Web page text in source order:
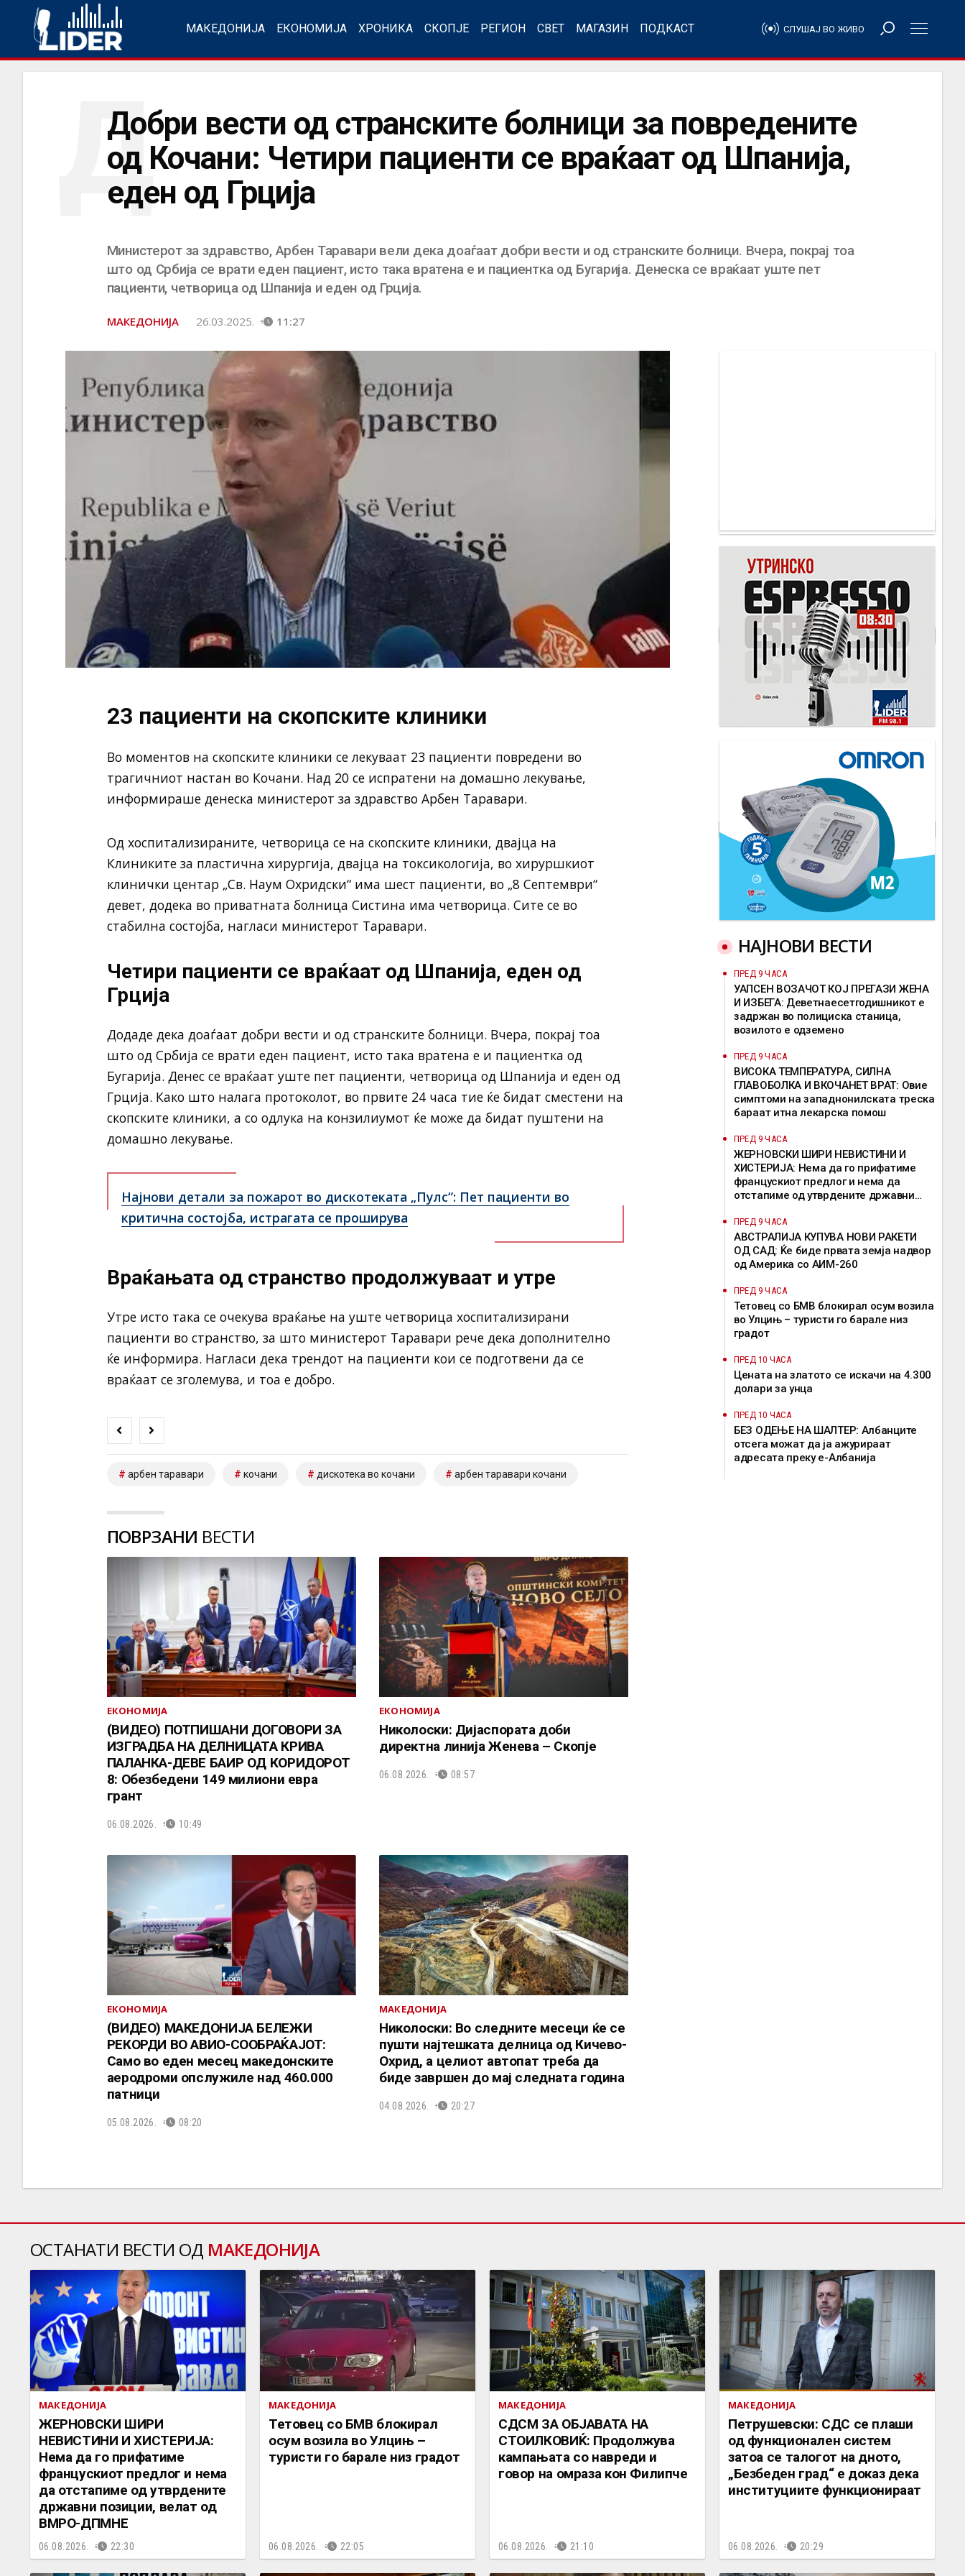
МАКЕДОНИЈА ЕКОНОМИЈА ХРОНИКА СКОПЈЕ РЕГИОН СВЕТ МАГАЗИН ПОДКАСТ СЛУШАЈ ВО ЖИВО
Добри вести од странските болници за повредените
од Кочани: Четири пациенти се враќаат од Шпанија,
еден од Грција
Д
Министерот за здравство, Арбен Таравари вели дека доаѓаат добри вести и од странските болници. Вчера, покрај тоа
што од Србија се врати еден пациент, исто така вратена е и пациентка од Бугарија. Денеска се враќаат уште пет
пациенти, четворица од Шпанија и еден од Грција.
МАКЕДОНИЈА 26.03.2025. 11:27
23 пациенти на скопските клиники
Во моментов на скопските клиники се лекуваат 23 пациенти повредени во
трагичниот настан во Кочани. Над 20 се испратени на домашно лекување,
информираше денеска министерот за здравство Арбен Таравари.
Од хоспитализираните, четворица се на скопските клиники, двајца на
Клиниките за пластична хирургија, двајца на токсикологија, во хируршкиот
клинички центар „Св. Наум Охридски“ има шест пациенти, во „8 Септември“
девет, додека во приватната болница Систина има четворица. Сите се во
стабилна состојба, нагласи министерот Таравари.
Четири пациенти се враќаат од Шпанија, еден од
Грција
Додаде дека доаѓаат добри вести и од странските болници. Вчера, покрај тоа
што од Србија се врати еден пациент, исто така вратена е и пациентка од
Бугарија. Денес се враќаат уште пет пациенти, четворица од Шпанија и еден од
Грција. Како што налага протоколот, во првите 24 часа тие ќе бидат сместени на
скопските клиники, а со одлука на конзилиумот ќе може да бидат пуштени на
домашно лекување.
Најнови детали за пожарот во дискотеката „Пулс“: Пет пациенти во
критична состојба, истрагата се проширува
Враќањата од странство продолжуваат и утре
Утре исто така се очекува враќање на уште четворица хоспитализирани
пациенти во странство, за што министерот Таравари рече дека дополнително
ќе информира. Нагласи дека трендот на пациенти кои се подготвени да се
враќаат се зголемува, и тоа е добро.
арбен таравари кочани дискотека во кочани арбен таравари кочани
ПОВРЗАНИ ВЕСТИ
ЕКОНОМИЈА
(ВИДЕО) ПОТПИШАНИ ДОГОВОРИ ЗА
ИЗГРАДБА НА ДЕЛНИЦАТА КРИВА
ПАЛАНКА-ДЕВЕ БАИР ОД КОРИДОРОТ
8: Обезбедени 149 милиони евра
грант
06.08.2026. 10:49
ЕКОНОМИЈА
Николоски: Дијаспората доби
директна линија Женева – Скопје
06.08.2026. 08:57
ЕКОНОМИЈА
(ВИДЕО) МАКЕДОНИЈА БЕЛЕЖИ
РЕКОРДИ ВО АВИО-СООБРАЌАЈОТ:
Само во еден месец македонските
аеродроми опслужиле над 460.000
патници
05.08.2026. 08:20
МАКЕДОНИЈА
Николоски: Во следните месеци ќе се
пушти најтешката делница од Кичево-
Охрид, а целиот автопат треба да
биде завршен до мај следната година
04.08.2026. 20:27
НАЈНОВИ ВЕСТИ
ПРЕД 9 ЧАСА
УАПСЕН ВОЗАЧОТ КОЈ ПРЕГАЗИ ЖЕНА
И ИЗБЕГА: Деветнаесетгодишникот е
задржан во полициска станица,
возилото е одземено
ПРЕД 9 ЧАСА
ВИСОКА ТЕМПЕРАТУРА, СИЛНА
ГЛАВОБОЛКА И ВКОЧАНЕТ ВРАТ: Овие
симптоми на западнонилската треска
бараат итна лекарска помош
ПРЕД 9 ЧАСА
ЖЕРНОВСКИ ШИРИ НЕВИСТИНИ И
ХИСТЕРИЈА: Нема да го прифатиме
францускиот предлог и нема да
отстапиме од утврдените државни
ПРЕД 9 ЧАСА
АВСТРАЛИЈА КУПУВА НОВИ РАКЕТИ
ОД САД: Ќе биде првата земја надвор
од Америка со АИМ-260
ПРЕД 9 ЧАСА
Тетовец со БМВ блокирал осум возила
во Улцињ – туристи го барале низ
градот
ПРЕД 10 ЧАСА
Цената на златото се искачи на 4.300
долари за унца
ПРЕД 10 ЧАСА
БЕЗ ОДЕЊЕ НА ШАЛТЕР: Албанците
отсега можат да ја ажурираат
адресата преку е-Албанија
ОСТАНАТИ ВЕСТИ ОД МАКЕДОНИЈА
МАКЕДОНИЈА
ЖЕРНОВСКИ ШИРИ
НЕВИСТИНИ И ХИСТЕРИЈА:
Нема да го прифатиме
францускиот предлог и нема
да отстапиме од утврдените
државни позиции, велат од
ВМРО-ДПМНЕ
06.08.2026. 22:30
МАКЕДОНИЈА
Тетовец со БМВ блокирал
осум возила во Улцињ –
туристи го барале низ градот
06.08.2026. 22:05
МАКЕДОНИЈА
СДСМ ЗА ОБЈАВАТА НА
СТОИЛКОВИЌ: Продолжува
кампањата со навреди и
говор на омраза кон Филипче
06.08.2026. 21:10
МАКЕДОНИЈА
Петрушевски: СДС се плаши
од функционален систем
затоа се талогот на дното,
„Безбеден град“ е доказ дека
институциите функционираат
06.08.2026. 20:29